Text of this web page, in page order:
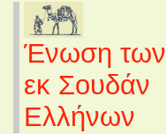
Ένωση των
εκ Σουδάν
Ελλήνων